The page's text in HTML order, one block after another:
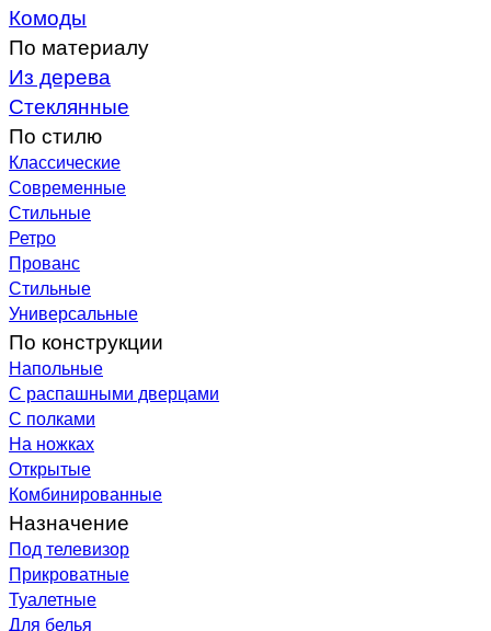
Комоды
По материалу
Из дерева
Стеклянные
По стилю
Классические
Современные
Стильные
Ретро
Прованс
Стильные
Универсальные
По конструкции
Напольные
С распашными дверцами
С полками
На ножках
Открытые
Комбинированные
Назначение
Под телевизор
Прикроватные
Туалетные
Для белья